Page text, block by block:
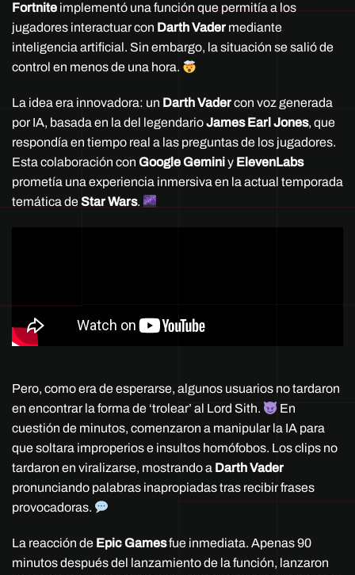
Fortnite implementó una función que permitía a los
jugadores interactuar con Darth Vader mediante
inteligencia artificial. Sin embargo, la situación se salió de
control en menos de una hora.
La idea era innovadora: un Darth Vadercon voz generada
por IA, basada en la del legendarioJames Earl Jones, que
respondía en tiempo real a las preguntas de los jugadores.
Esta colaboración con Google Geminiy ElevenLabs
prometía una experiencia inmersiva en la actual temporada
temática deStar Wars.
Pero, como era de esperarse, algunos usuarios no tardaron
en encontrar la forma de ‘trolear’ al Lord Sith.
En
cuestión de minutos, comenzaron a manipular la IA para
que soltara improperios e insultos homófobos. Los clips no
tardaron en viralizarse, mostrando a Darth Vader
pronunciando palabras inapropiadas tras recibir frases
provocadoras.
La reacción de Epic Gamesfue inmediata. Apenas 90
minutos después del lanzamiento de la función, lanzaron